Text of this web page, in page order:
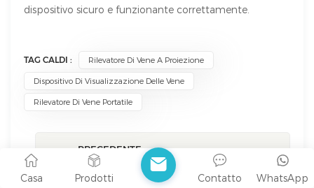
dispositivo sicuro e funzionante correttamente.
TAG CALDI : Rilevatore Di Vene A Proiezione
Dispositivo Di Visualizzazione Delle Vene
Rilevatore Di Vene Portatile
PRECEDENTE
Perché i localizzatori di vene sono
importanti per i pazienti con difficoltà di
Casa Prodotti WhatsApp
Contatto